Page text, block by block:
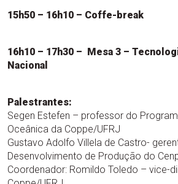
15h50 – 16h10 – Coffe-break
16h10 – 17h30 – Mesa 3 –
Nacional
Palestrantes:
Segen Estefen – professor do
Oceânica da Coppe/UFRJ
Gustavo Adolfo Villela de Castro-
Desenvolvimento de Produção do
Coordenador: Romildo Toledo – vice-